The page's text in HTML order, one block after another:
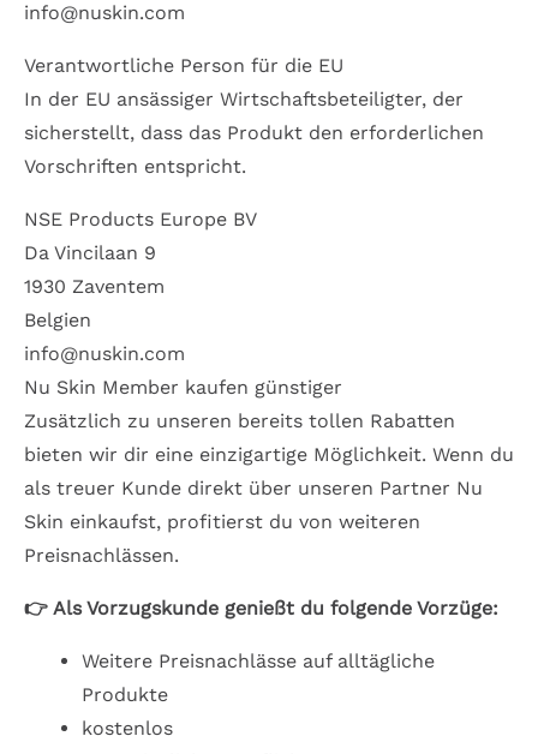
info@nuskin.com
Verantwortliche Person für die EU
In der EU ansässiger Wirtschaftsbeteiligter, der
sicherstellt, dass das Produkt den erforderlichen
Vorschriften entspricht.
NSE Products Europe BV
Da Vincilaan 9
1930 Zaventem
Belgien
info@nuskin.com
Nu Skin Member kaufen günstiger
Zusätzlich zu unseren bereits tollen Rabatten
bieten wir dir eine einzigartige Möglichkeit. Wenn du
als treuer Kunde direkt über unseren Partner Nu
Skin einkaufst, profitierst du von weiteren
Preisnachlässen.
👉 Als Vorzugskunde genießt du folgende Vorzüge:
Weitere Preisnachlässe auf alltägliche
Produkte
kostenlos